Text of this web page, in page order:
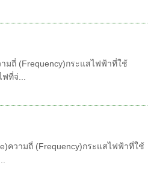
มถี่ (Frequency)กระแสไฟฟ้าที่ใช้
ที่จ่...
ความถี่ (Frequency)กระแสไฟฟ้าที่ใช้